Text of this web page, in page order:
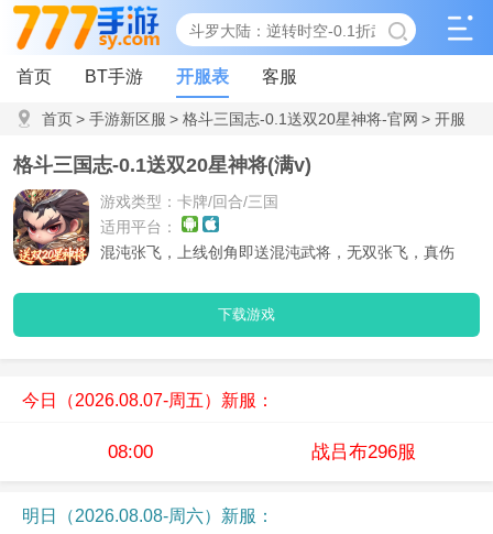
首页 BT手游 开服表 客服
首页> 手游新区服 > 格斗三国志-0.1送双20星神将-官网 > 开服
时间表
格斗三国志-0.1送双20星神将(满v)
游戏类型：卡牌/回合/三国
适用平台：
混沌张飞，上线创角即送混沌武将，无双张飞，真伤
下载游戏
今日（2026.08.07-周五）新服：
08:00 战吕布296服
明日（2026.08.08-周六）新服：